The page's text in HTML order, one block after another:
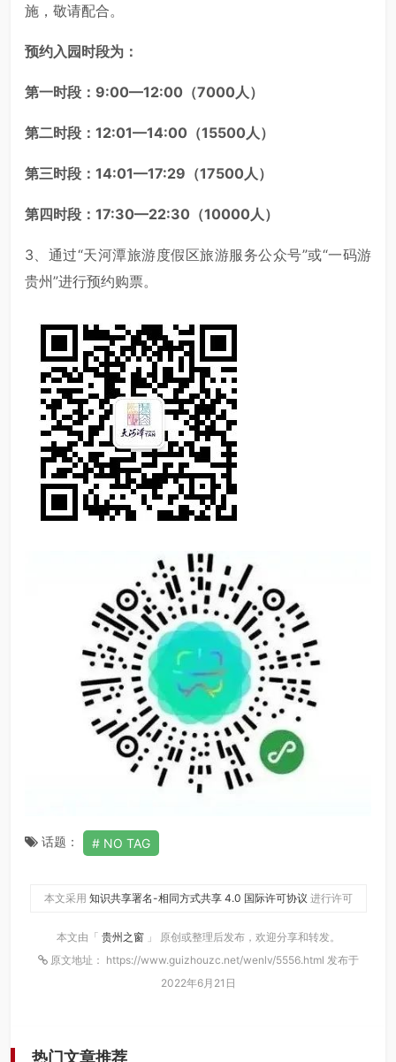
施，敬请配合。
预约入园时段为：
第一时段：9:00—12:00（7000人）
第二时段：12:01—14:00（15500人）
第三时段：14:01—17:29（17500人）
第四时段：17:30—22:30（10000人）
3、通过“天河潭旅游度假区旅游服务公众号”或“一码游
贵州”进行预约购票。
话题： NO TAG
本文采用 知识共享署名-相同方式共享 4.0 国际许可协议 进行许可
本文由「 贵州之窗 」 原创或整理后发布，欢迎分享和转发。
原文地址： https://www.guizhouzc.net/wenlv/5556.html 发布于
2022年6月21日
热门文章推荐